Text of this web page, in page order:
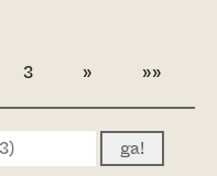
3 » »»
ga!